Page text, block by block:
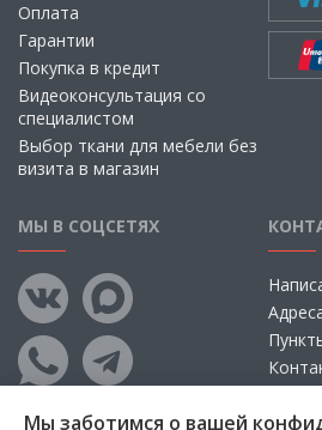
Оплата
Гарантии
Покупка в кредит
Видеоконсультация со
специалистом
Выбор ткани для мебели без
визита в магазин
МЫ В СОЦСЕТЯХ
Мы заботимся о вашей